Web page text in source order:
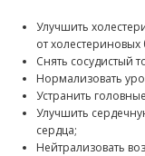
Улучшить
от
Снять сосудистый
Нормализовать
Устранить
Улучшить
сердца;
Нейтрализовать